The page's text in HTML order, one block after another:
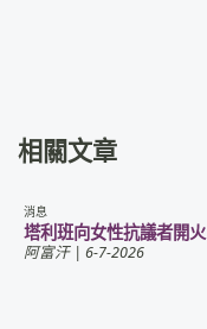
相關文章
消息
塔利班向女性抗議者開火
阿富汗| 6-7-2026